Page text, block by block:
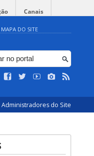
Canais
MAPA DO SITE
Administradores do Site